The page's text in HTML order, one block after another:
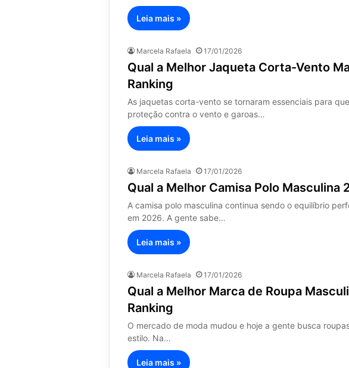
Leia mais »
Marcela Rafaela 17/01/2026
Qual a Melhor Jaqueta Corta-Vento
Ranking
As jaquetas corta-vento se tornaram essenciais para
proteção contra o vento e garoas…
Leia mais »
Marcela Rafaela 17/01/2026
Qual a Melhor Camisa Polo Masculina
A camisa polo masculina continua sendo o equilíbrio
em 2026. A gente sabe…
Leia mais »
Marcela Rafaela 17/01/2026
Qual a Melhor Marca de Roupa
Ranking
O mercado de moda mudou e hoje a gente busca
estilo. Na…
Leia mais »